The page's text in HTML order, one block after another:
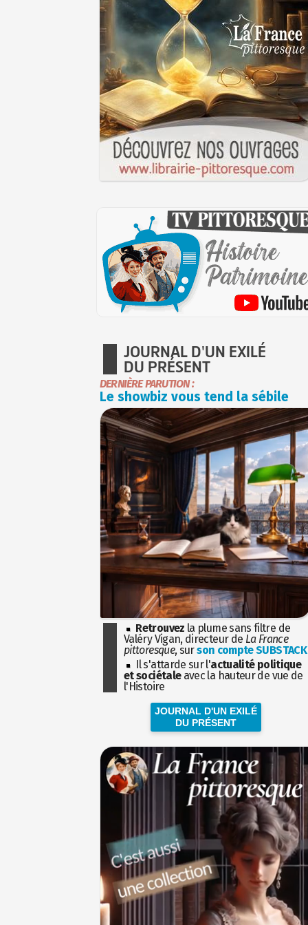
JOURNAL D'UN EXILÉ
DU PRÉSENT
DERNIÈRE PARUTION :
Le showbiz vous tend la sébile
Retrouvez la plume sans filtre de
Valéry Vigan, directeur de La France
pittoresque, surson compte SUBSTACK
Il s'attarde sur l'actualité politique
et sociétaleavec la hauteur de vue de
l'Histoire
JOURNAL D'UN EXILÉ
DU PRÉSENT